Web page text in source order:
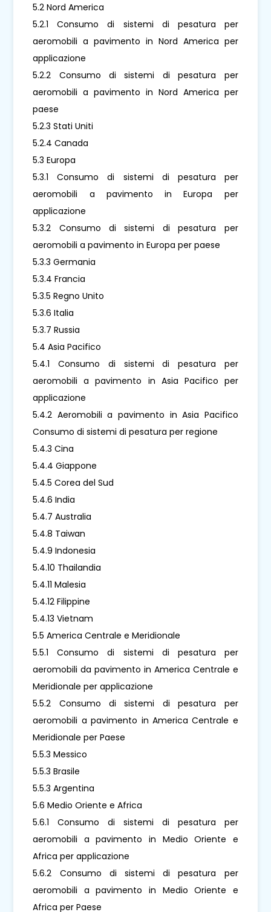
5.2 Nord America
5.2.1 Consumo di sistemi di pesatura per
aeromobili a pavimento in Nord America per
applicazione
5.2.2 Consumo di sistemi di pesatura per
aeromobili a pavimento in Nord America per
paese
5.2.3 Stati Uniti
5.2.4 Canada
5.3 Europa
5.3.1 Consumo di sistemi di pesatura per
aeromobili a pavimento in Europa per
applicazione
5.3.2 Consumo di sistemi di pesatura per
aeromobili a pavimento in Europa per paese
5.3.3 Germania
5.3.4 Francia
5.3.5 Regno Unito
5.3.6 Italia
5.3.7 Russia
5.4 Asia Pacifico
5.4.1 Consumo di sistemi di pesatura per
aeromobili a pavimento in Asia Pacifico per
applicazione
5.4.2 Aeromobili a pavimento in Asia Pacifico
Consumo di sistemi di pesatura per regione
5.4.3 Cina
5.4.4 Giappone
5.4.5 Corea del Sud
5.4.6 India
5.4.7 Australia
5.4.8 Taiwan
5.4.9 Indonesia
5.4.10 Thailandia
5.4.11 Malesia
5.4.12 Filippine
5.4.13 Vietnam
5.5 America Centrale e Meridionale
5.5.1 Consumo di sistemi di pesatura per
aeromobili da pavimento in America Centrale e
Meridionale per applicazione
5.5.2 Consumo di sistemi di pesatura per
aeromobili a pavimento in America Centrale e
Meridionale per Paese
5.5.3 Messico
5.5.3 Brasile
5.5.3 Argentina
5.6 Medio Oriente e Africa
5.6.1 Consumo di sistemi di pesatura per
aeromobili a pavimento in Medio Oriente e
Africa per applicazione
5.6.2 Consumo di sistemi di pesatura per
aeromobili a pavimento in Medio Oriente e
Africa per Paese